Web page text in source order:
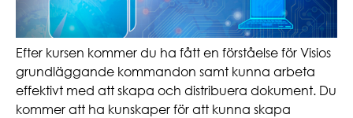
Efter kursen kommer du ha fått en förståelse för Visios
grundläggande kommandon samt kunna arbeta
effektivt med att skapa och distribuera dokument. Du
kommer att ha kunskaper för att kunna skapa